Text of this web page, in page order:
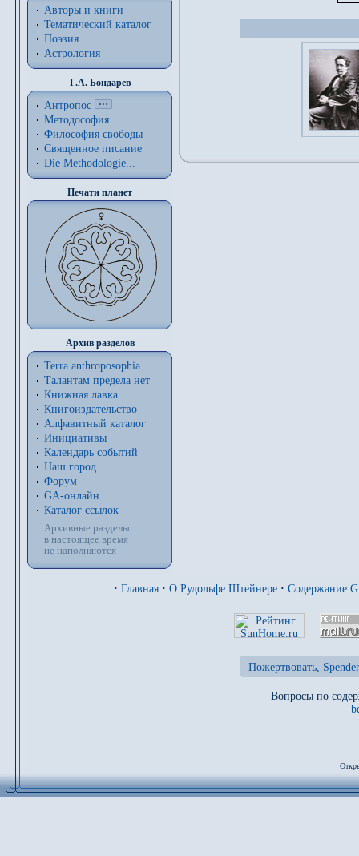
Авторы и книги
Тематический каталог
Поэзия
Астрология
Г.А. Бондарев
Антропос
Методософия
Философия cвободы
Священное писание
Die Methodologie...
Печати планет
Архив разделов
Terra anthroposophia
Талантам предела нет
Книжная лавка
Книгоиздательство
Алфавитный каталог
Инициативы
Календарь событий
Наш город
Форум
GA-онлайн
Каталог ссылок
Архивные разделы
в настоящее время
не наполняются
· Главная · О Рудольфе Штейнере · Содержание
Пожертвовать,
Вопросы по